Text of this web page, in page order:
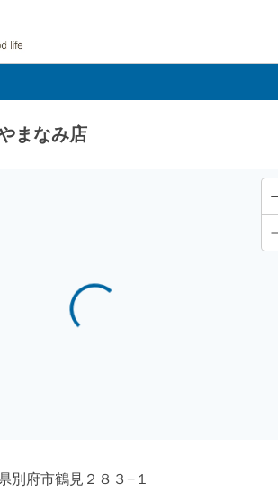
まなみ店
別府市鶴見２８３−１
Loading...